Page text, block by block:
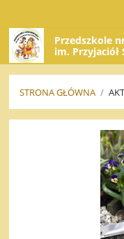
Przedszkole
im.
STRONA GŁÓWNA /
AKTUALNOŚCI